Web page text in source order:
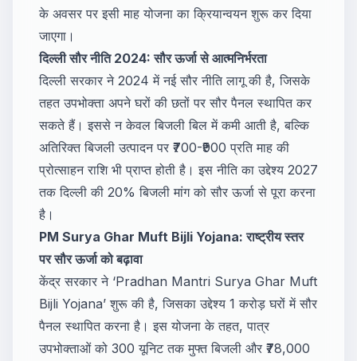
के अवसर पर इसी माह योजना का क्रियान्वयन शुरू कर दिया
जाएगा।
दिल्ली सौर नीति 2024: सौर ऊर्जा से आत्मनिर्भरता
दिल्ली सरकार ने 2024 में नई सौर नीति लागू की है, जिसके
तहत उपभोक्ता अपने घरों की छतों पर सौर पैनल स्थापित कर
सकते हैं। इससे न केवल बिजली बिल में कमी आती है, बल्कि
अतिरिक्त बिजली उत्पादन पर ₹700-₹900 प्रति माह की
प्रोत्साहन राशि भी प्राप्त होती है। इस नीति का उद्देश्य 2027
तक दिल्ली की 20% बिजली मांग को सौर ऊर्जा से पूरा करना
है।
PM Surya Ghar Muft Bijli Yojana: राष्ट्रीय स्तर
पर सौर ऊर्जा को बढ़ावा
केंद्र सरकार ने ‘Pradhan Mantri Surya Ghar Muft
Bijli Yojana’ शुरू की है, जिसका उद्देश्य 1 करोड़ घरों में सौर
पैनल स्थापित करना है। इस योजना के तहत, पात्र
उपभोक्ताओं को 300 यूनिट तक मुफ्त बिजली और ₹78,000